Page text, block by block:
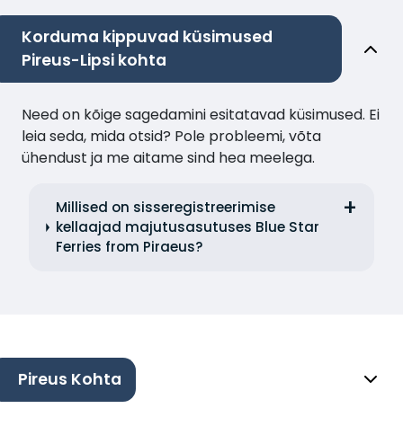
Korduma kippuvad küsimused
Pireus-Lipsi kohta
Need on kõige sagedamini esitatavad küsimused. Ei
leia seda, mida otsid? Pole probleemi, võta
ühendust ja me aitame sind hea meelega.
Millised on sisseregistreerimise
kellaajad majutusasutuses Blue Star
Ferries from Piraeus?
Pireus Kohta